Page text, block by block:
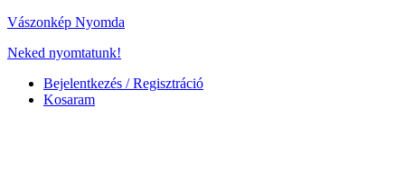
Vászonkép Nyomda
Neked nyomtatunk!
Bejelentkezés / Regisztráció
Kosaram